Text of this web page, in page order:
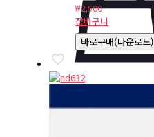
₩2,500
장바구니
바로구매(다운로드)